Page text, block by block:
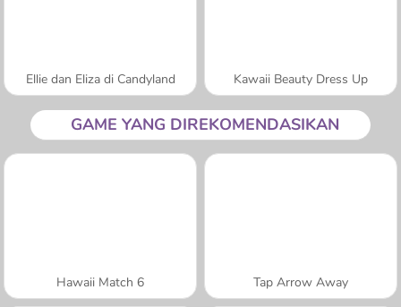
Ellie dan Eliza di Candyland Kawaii Beauty Dress Up
GAME YANG DIREKOMENDASIKAN
Hawaii Match 6 Tap Arrow Away